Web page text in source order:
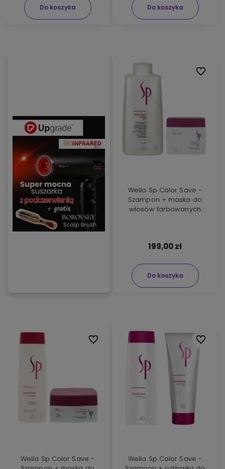
Do koszyka Do koszyka
Wella Sp Color Save -
Szampon + maska do
włosów farbowanych
199,00 zł
Do koszyka
Do
Wella Sp Color Save -
Do ulubionych
Wella Sp Color Save -
Do